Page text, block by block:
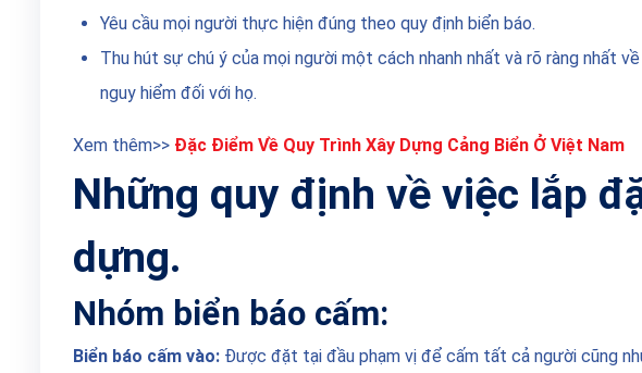
Yêu cầu mọi người thực hiện đúng theo quy định biển báo.
Thu hút sự chú ý của mọi người một cách nhanh nhất và rõ ràng nhất
nguy hiểm đối với họ.
Xem thêm>> Đặc Điểm Về Quy Trình Xây Dựng Cảng Biển Ở Việt Nam
Những quy định về việc lắp
dựng.
Nhóm biển báo cấm:
Biển báo cấm vào: Được đặt tại đầu phạm vị để cấm tất cả người cũng